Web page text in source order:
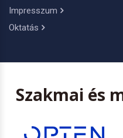
Impresszum
Oktatás
Szakmai és